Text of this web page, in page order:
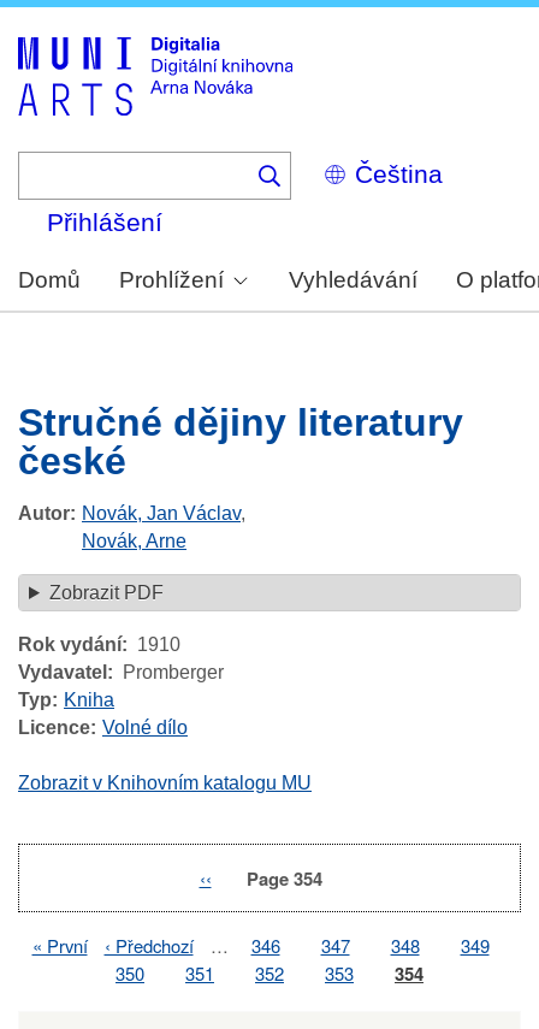
Select
your
Přihlášení
Domů Prohlížení Vyhledávání O
Stručné dějiny literatury
české
Autor Novák, Jan Václav,
Novák, Arne
Zobrazit PDF
Rok vydání
1910
Vydavatel
Promberger
Typ
Kniha
Licence Volné dílo
Zobrazit v Knihovním katalogu MU
Previous
‹‹ Page 354
Pagination
First
« První
Previous
page
‹ Předchozí … Page
346 Page
347 Page
348 Page
349
Page
350 Page
351 Page
352 Page
353 Page
354